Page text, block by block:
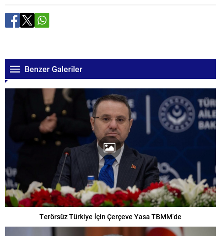
Benzer Galeriler
Terörsüz Türkiye İçin Çerçeve Yasa TBMM’de